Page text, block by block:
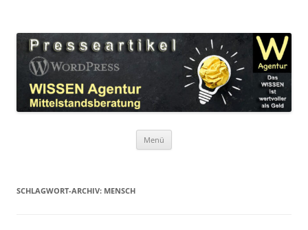
Agentur
Menü
SCHLAGWORT-ARCHIV: MENSCH